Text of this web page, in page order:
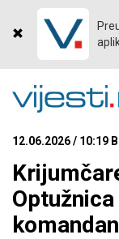
12.06.2026 / 10:19